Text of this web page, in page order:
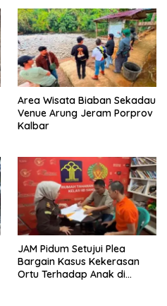
Area Wisata Biaban Sekadau
Venue Arung Jeram Porprov
Kalbar
JAM Pidum Setujui Plea
Bargain Kasus Kekerasan
Ortu Terhadap Anak di